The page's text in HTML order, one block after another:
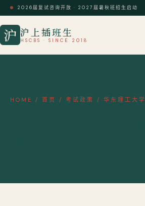
2026届复试咨询开放 · 2027届暑秋班招生启动
沪 沪上插班生
HSCBS · SINCE 2018
HOME / 首页 / 考试政策 / 华东理工大学